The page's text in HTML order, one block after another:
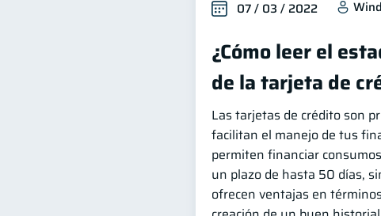
07 / 03 / 2022
¿Cómo leer el
de la tarjeta de
Las tarjetas de crédito son
facilitan el manejo de tus
permiten financiar
un plazo de hasta 50 días,
ofrecen ventajas en